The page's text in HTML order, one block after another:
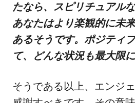
たなら、スピリチュアル
あなたはより楽観的に未
あるそうです。ポジティ
て、どんな状況も最大限
そうである以上、エンジ